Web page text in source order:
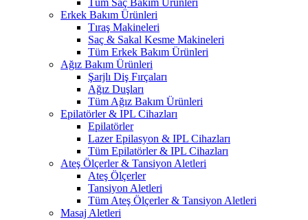
Tüm Saç Bakım Ürünleri
Erkek Bakım Ürünleri
Tıraş Makineleri
Saç & Sakal Kesme Makineleri
Tüm Erkek Bakım Ürünleri
Ağız Bakım Ürünleri
Şarjlı Diş Fırçaları
Ağız Duşları
Tüm Ağız Bakım Ürünleri
Epilatörler & IPL Cihazları
Epilatörler
Lazer Epilasyon & IPL Cihazları
Tüm Epilatörler & IPL Cihazları
Ateş Ölçerler & Tansiyon Aletleri
Ateş Ölçerler
Tansiyon Aletleri
Tüm Ateş Ölçerler & Tansiyon Aletleri
Masaj Aletleri